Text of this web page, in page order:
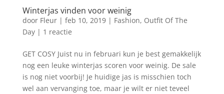
Winterjas vinden voor weinig
door Fleur| feb 10, 2019| Fashion, Outfit Of The
Day| 1 reactie
GET COSY Juist nu in februari kun je best gemakkelijk
nog een leuke winterjas scoren voor weinig. De sale
is nog niet voorbij! Je huidige jas is misschien toch
wel aan vervanging toe, maar je wilt er niet teveel